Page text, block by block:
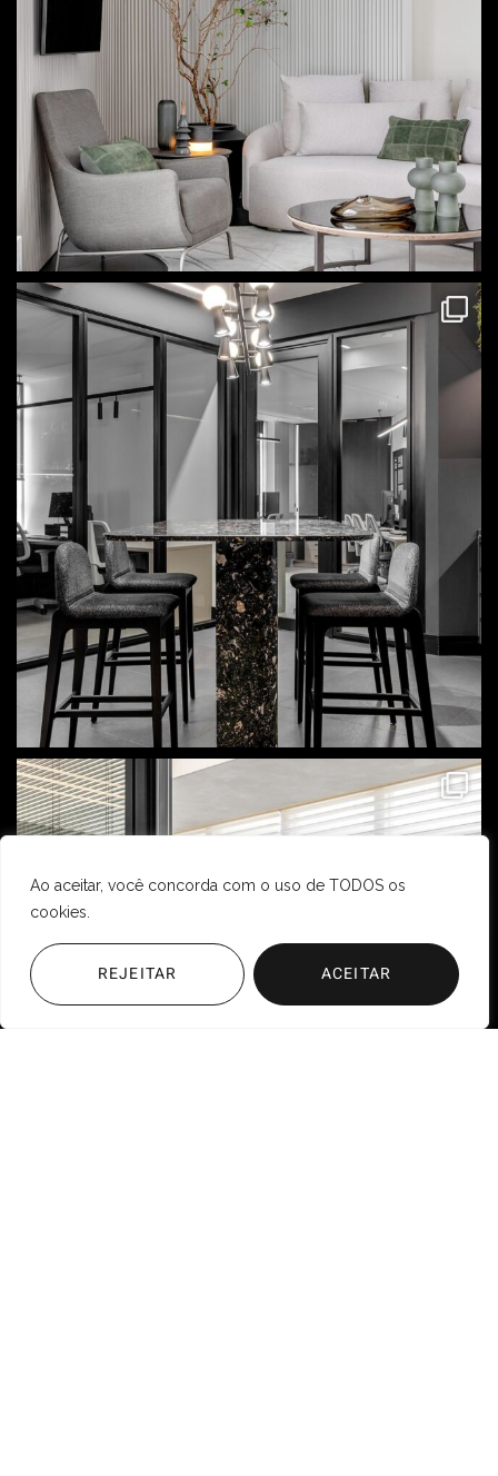
Ao aceitar, você concorda com o uso de TODOS os
cookies.
REJEITAR ACEITAR